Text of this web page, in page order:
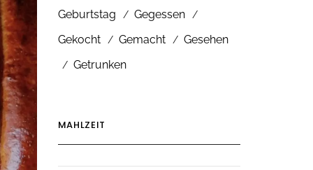
Geburtstag
Gegessen
Gekocht
Gemacht
Gesehen
Getrunken
MAHLZEIT